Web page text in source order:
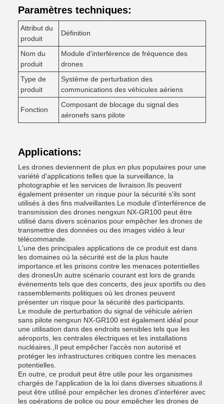
Paramètres techniques:
Attribut du
produit
Définition
Nom du
produit
Module d'interférence de fréquence des
drones
Type de
produit
Système de perturbation des
communications des véhicules aériens
Fonction
Composant de blocage du signal des
aéronefs sans pilote
Applications:
Les drones deviennent de plus en plus populaires pour une
variété d'applications telles que la surveillance, la
photographie et les services de livraison.Ils peuvent
également présenter un risque pour la sécurité s'ils sont
utilisés à des fins malveillantes.Le module d'interférence de
transmission des drones nengxun NX-GR100 peut être
utilisé dans divers scénarios pour empêcher les drones de
transmettre des données ou des images vidéo à leur
télécommande.
L'une des principales applications de ce produit est dans
les domaines où la sécurité est de la plus haute
importance.et les prisons contre les menaces potentielles
des dronesUn autre scénario courant est lors de grands
événements tels que des concerts, des jeux sportifs ou des
rassemblements politiques où les drones peuvent
présenter un risque pour la sécurité des participants.
Le module de perturbation du signal de véhicule aérien
sans pilote nengxun NX-GR100 est également idéal pour
une utilisation dans des endroits sensibles tels que les
aéroports, les centrales électriques et les installations
nucléaires.,Il peut empêcher l'accès non autorisé et
protéger les infrastructures critiques contre les menaces
potentielles.
En outre, ce produit peut être utile pour les organismes
chargés de l'application de la loi dans diverses situations.il
peut être utilisé pour empêcher les drones d'interférer avec
les opérations de police ou pour empêcher les drones de